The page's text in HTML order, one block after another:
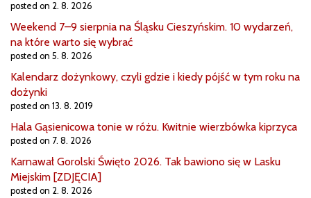
posted on 2. 8. 2026
Weekend 7–9 sierpnia na Śląsku Cieszyńskim. 10 wydarzeń,
na które warto się wybrać
posted on 5. 8. 2026
Kalendarz dożynkowy, czyli gdzie i kiedy pójść w tym roku na
dożynki
posted on 13. 8. 2019
Hala Gąsienicowa tonie w różu. Kwitnie wierzbówka kiprzyca
posted on 7. 8. 2026
Karnawał Gorolski Święto 2026. Tak bawiono się w Lasku
Miejskim [ZDJĘCIA]
posted on 2. 8. 2026